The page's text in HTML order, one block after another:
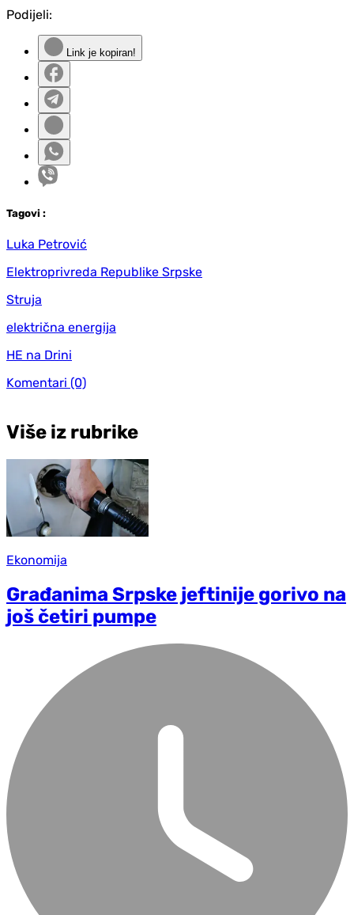
Podijeli:
Link je kopiran!
Tagovi :
Luka Petrović
Elektroprivreda Republike Srpske
Struja
električna energija
HE na Drini
Komentari (0)
Više iz rubrike
Ekonomija
Građanima Srpske jeftinije gorivo na
još četiri pumpe